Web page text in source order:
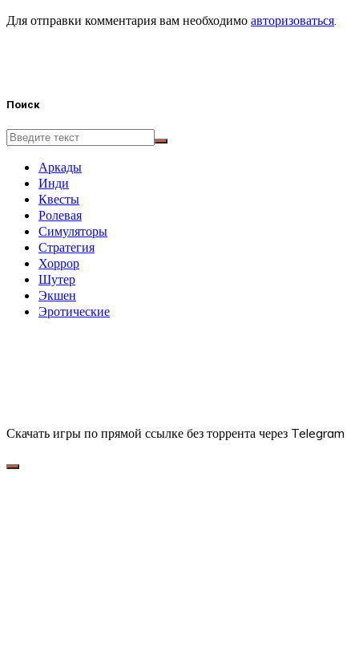
Для отправки комментария вам необходимо авторизоваться
Поиск
Аркады
Инди
Квесты
Ролевая
Симуляторы
Стратегия
Хоррор
Шутер
Экшен
Эротические
Скачать игры по прямой ссылке без торрента через Telegram